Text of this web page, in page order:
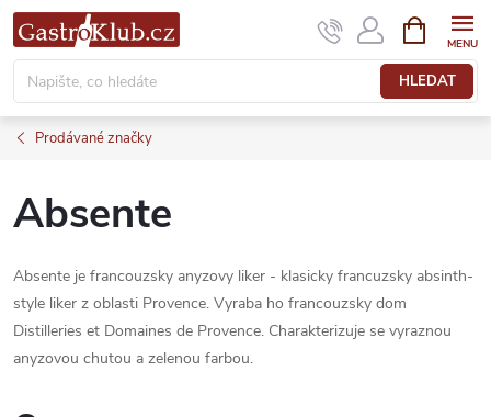
Přejít
na
obsah
HLEDAT
NÁKUPNÍ
KOŠÍK
Prodávané značky
Absente
Absente je francouzsky anyzovy liker - klasicky francuzsky absinth-
style liker z oblasti Provence. Vyraba ho francouzsky dom
Distilleries et Domaines de Provence. Charakterizuje se vyraznou
anyzovou chutou a zelenou farbou.